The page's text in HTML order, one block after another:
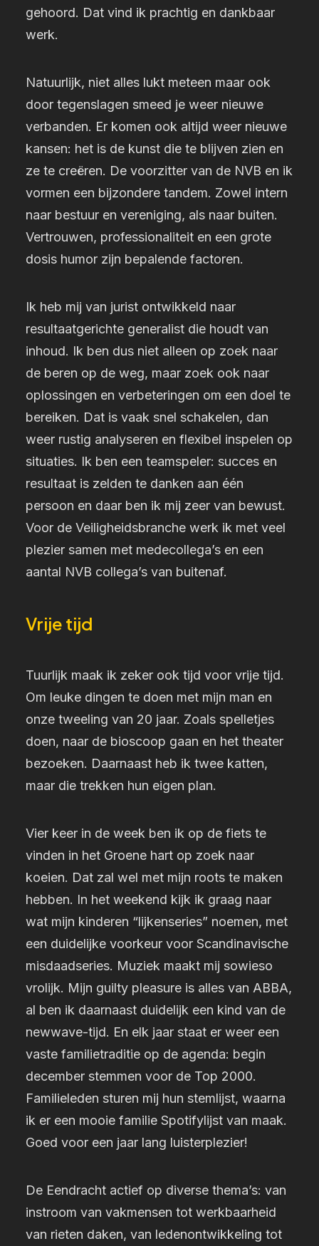
gehoord. Dat vind ik prachtig en dankbaar
werk.
Natuurlijk, niet alles lukt meteen maar ook
door tegenslagen smeed je weer nieuwe
verbanden. Er komen ook altijd weer nieuwe
kansen: het is de kunst die te blijven zien en
ze te creëren. De voorzitter van de NVB en ik
vormen een bijzondere tandem. Zowel intern
naar bestuur en vereniging, als naar buiten.
Vertrouwen, professionaliteit en een grote
dosis humor zijn bepalende factoren.
Ik heb mij van jurist ontwikkeld naar
resultaatgerichte generalist die houdt van
inhoud. Ik ben dus niet alleen op zoek naar
de beren op de weg, maar zoek ook naar
oplossingen en verbeteringen om een doel te
bereiken. Dat is vaak snel schakelen, dan
weer rustig analyseren en flexibel inspelen op
situaties. Ik ben een teamspeler: succes en
resultaat is zelden te danken aan één
persoon en daar ben ik mij zeer van bewust.
Voor de Veiligheidsbranche werk ik met veel
plezier samen met medecollega’s en een
aantal NVB collega’s van buitenaf.
Vrije tijd
Tuurlijk maak ik zeker ook tijd voor vrije tijd.
Om leuke dingen te doen met mijn man en
onze tweeling van 20 jaar. Zoals spelletjes
doen, naar de bioscoop gaan en het theater
bezoeken. Daarnaast heb ik twee katten,
maar die trekken hun eigen plan.
Vier keer in de week ben ik op de fiets te
vinden in het Groene hart op zoek naar
koeien. Dat zal wel met mijn roots te maken
hebben. In het weekend kijk ik graag naar
wat mijn kinderen “lijkenseries” noemen, met
een duidelijke voorkeur voor Scandinavische
misdaadseries. Muziek maakt mij sowieso
vrolijk. Mijn guilty pleasure is alles van ABBA,
al ben ik daarnaast duidelijk een kind van de
newwave-tijd. En elk jaar staat er weer een
vaste familie­traditie op de agenda: begin
december stemmen voor de Top 2000.
Familieleden sturen mij hun stemlijst, waarna
ik er een mooie familie Spotifylijst van maak.
Goed voor een jaar lang luisterplezier!
De Eendracht actief op diverse thema’s: van
instroom van vakmensen tot werkbaarheid
van rieten daken, van ledenontwikkeling tot